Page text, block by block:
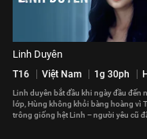
Linh Duyên
T16 Việt Nam 1g 30ph
Linh duyên bắt đầu khi ngày đầu đến
lớp, Hùng không khỏi bàng hoàng vì
trông giống hệt Linh – người yêu cũ